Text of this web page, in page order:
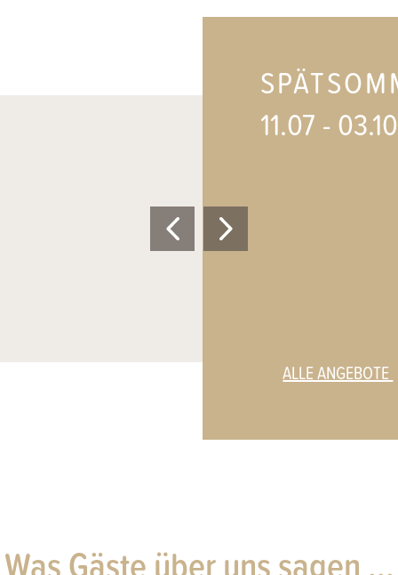
11.07 -
ALLE ANGEBOTE
Was Gäste über uns sagen ...